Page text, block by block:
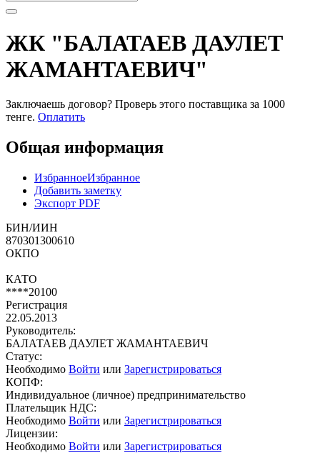
ЖК "БАЛАТАЕВ ДАУЛЕТ
ЖАМАНТАЕВИЧ"
Заключаешь договор? Проверь этого поставщика за 1000
тенге. Оплатить
Общая информация
ИзбранноеИзбранное
Добавить заметку
Экспорт PDF
БИН/ИИН
870301300610
ОКПО
КАТО
****20100
Регистрация
22.05.2013
Руководитель:
БАЛАТАЕВ ДАУЛЕТ ЖАМАНТАЕВИЧ
Статус:
Необходимо Войти или Зарегистрироваться
КОПФ:
Индивидуальное (личное) предпринимательство
Плательщик НДС:
Необходимо Войти или Зарегистрироваться
Лицензии:
Необходимо Войти или Зарегистрироваться